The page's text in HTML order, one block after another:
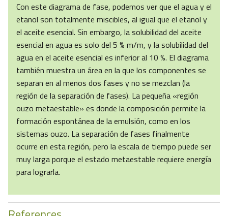
Con este diagrama de fase, podemos ver que el agua y el
etanol son totalmente miscibles, al igual que el etanol y
el aceite esencial. Sin embargo, la solubilidad del aceite
esencial en agua es solo del 5 % m/m, y la solubilidad del
agua en el aceite esencial es inferior al 10 %. El diagrama
también muestra un área en la que los componentes se
separan en al menos dos fases y no se mezclan (la
región de la separación de fases). La pequeña «región
ouzo metaestable» es donde la composición permite la
formación espontánea de la emulsión, como en los
sistemas ouzo. La separación de fases finalmente
ocurre en esta región, pero la escala de tiempo puede ser
muy larga porque el estado metaestable requiere energía
para lograrla.